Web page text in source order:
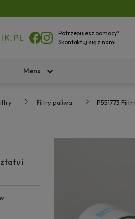
Potrzebujesz pomocy?
Skontaktuj się z nami!
Menu
Filtry paliwa P551773
i